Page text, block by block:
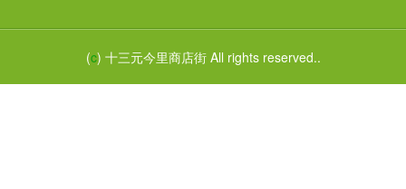
(c) 十三元今里商店街 All rights reserved..